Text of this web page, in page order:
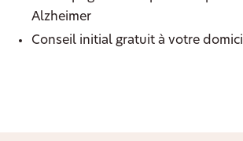
Alzheimer
Conseil initial gratuit à votre